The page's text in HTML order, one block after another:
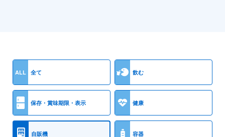
ALL 全て 飲む
保存・賞味期限・表示 健康
自販機 容器